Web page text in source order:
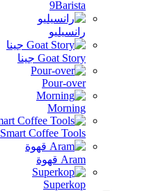
9Barista
رانسيليو
Goat Story جينا
Pour-over
Morning
Smart Coffee Tools
Aram قهوة
Superkop